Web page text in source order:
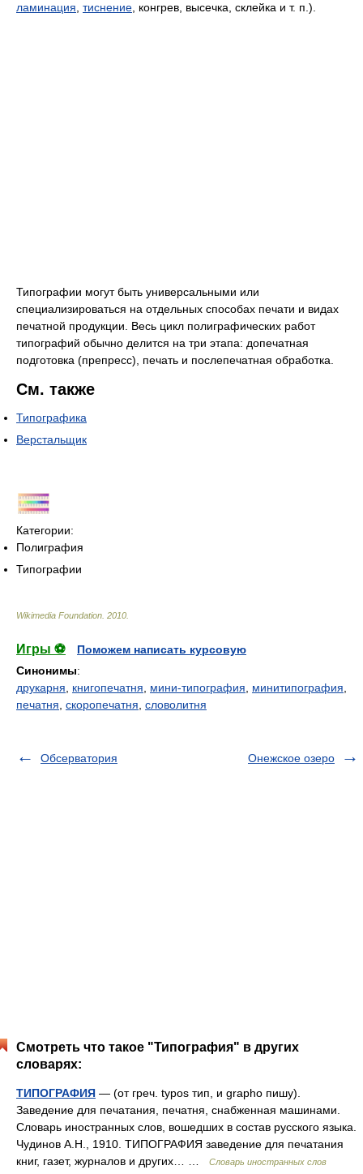
ламинация тиснение , конгрев, высечка, склейка и т. п.).
Типографии могут быть универсальными или
специализироваться на отдельных способах печати и видах
печатной продукции. Весь цикл полиграфических работ
типографий обычно делится на три этапа: допечатная
подготовка (препресс), печать и послепечатная обработка.
См. также
Типографика
Верстальщик
Категории:
Полиграфия
Типографии
Wikimedia Foundation 2010
Игры ⚽
Поможем написать курсовую
Синонимы:
друкарня
книгопечатня мини-типография минитипография
печатня скоропечатня словолитня
Обсерватория Онежское озеро
Смотреть что такое "Типография" в других
словарях:
ТИПОГРАФИЯ — (от греч. typos тип, и grapho пишу).
Заведение для печатания, печатня, снабженная машинами.
Словарь иностранных слов, вошедших в состав русского языка.
Чудинов А.Н., 1910. ТИПОГРАФИЯ заведение для печатания
книг, газет, журналов и других… …
Словарь иностранных слов